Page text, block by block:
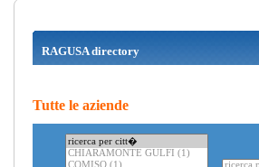
RAGUSA directory
Tutte le aziende